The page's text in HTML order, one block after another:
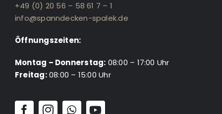
+49 (0) 20 56 – 58 61 7 – 1
info@spanndecken-spalek.de
Öffnungszeiten:
Montag – Donnerstag: 08:00 – 17:00 Uhr
Freitag:08:00 – 15:00 Uhr